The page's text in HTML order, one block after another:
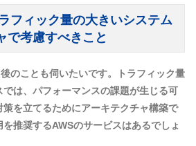
フィック量の大きいシステム
で考慮すべきこと
のことも伺いたいです。トラフィック量
は、パフォーマンスの課題が生じる可
を立てるためにアーキテクチャ構築で
推奨するAWSのサービスはあるでしょ